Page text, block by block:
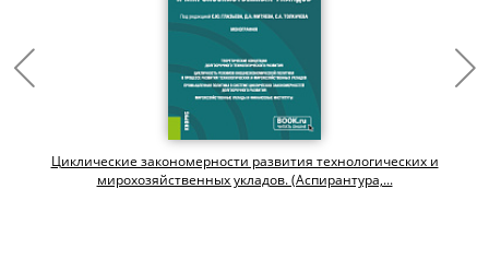
Циклические закономерности развития технологических и
мирохозяйственных укладов. (Аспирантура,...